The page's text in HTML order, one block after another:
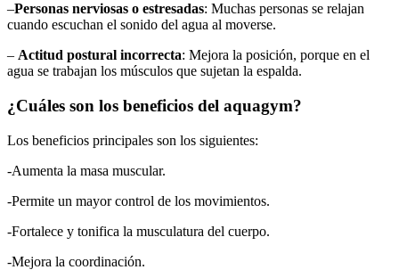
–Personas nerviosas o estresadas: Muchas personas se relajan
cuando escuchan el sonido del agua al moverse.
– Actitud postural incorrecta: Mejora la posición, porque en el
agua se trabajan los músculos que sujetan la espalda.
¿Cuáles son los beneficios del aquagym?
Los beneficios principales son los siguientes:
-Aumenta la masa muscular.
-Permite un mayor control de los movimientos.
-Fortalece y tonifica la musculatura del cuerpo.
-Mejora la coordinación.